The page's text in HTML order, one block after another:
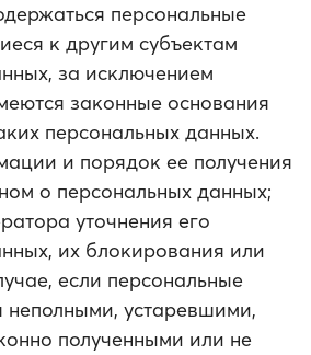
персональные
к другим субъектам
за исключением
законные основания
персональных данных.
и порядок ее получения
о персональных данных;
уточнения его
их блокирования или
если персональные
неполными, устаревшими,
полученными или не